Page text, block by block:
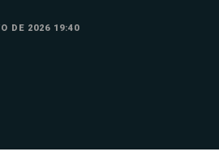
DE 2026 19:40